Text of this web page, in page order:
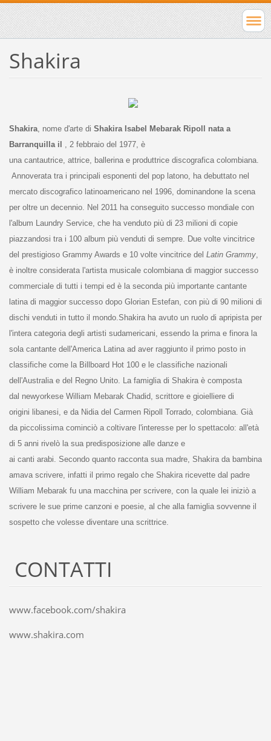
Shakira
Shakira, nome d'arte di Shakira Isabel Mebarak Ripoll nata a
Barranquilla il
, 2 febbraio del 1977, è
una cantautrice, attrice, ballerina e produttrice discografica colombiana.
Annoverata tra i principali esponenti del pop latono, ha debuttato nel
mercato discografico latinoamericano nel 1996, dominandone la scena
per oltre un decennio. Nel 2011 ha conseguito successo mondiale con
l'album Laundry Service, che ha venduto più di 23 milioni di copie
piazzandosi tra i 100 album più venduti di sempre. Due volte vincitrice
del prestigioso Grammy Awards e 10 volte vincitrice del Latin Grammy,
è inoltre considerata l'artista musicale colombiana di maggior successo
commerciale di tutti i tempi ed è la seconda più importante cantante
latina di maggior successo dopo Glorian Estefan, con più di 90 milioni di
dischi venduti in tutto il mondo.Shakira ha avuto un ruolo di apripista per
l'intera categoria degli artisti sudamericani, essendo la prima e finora la
sola cantante dell'America Latina ad aver raggiunto il primo posto in
classifiche come la Billboard Hot 100 e le classifiche nazionali
dell'Australia e del Regno Unito. La famigliadi Shakira è composta
dal newyorkeseWilliam Mebarak Chadid, scrittoree gioiellieredi
origini libanesi , e da Nidia del Carmen Ripoll Torrado, colombiana. Già
da piccolissima cominciò a coltivare l'interesse per lo spettacolo: all'età
di 5 anni rivelò la sua predisposizione alle danze e
ai canti arabi. Secondo quanto racconta sua madre, Shakira da bambina
amava scrivere, infatti il primo regalo che Shakira ricevette dal padre
William Mebarak fu una macchina per scrivere, con la quale lei iniziò a
scrivere le sue prime canzoni e poesie, al che alla famiglia sovvenne il
sospetto che volesse diventare una scrittrice.
CONTATTI
www.facebook.com/shakira
www.shakira.com